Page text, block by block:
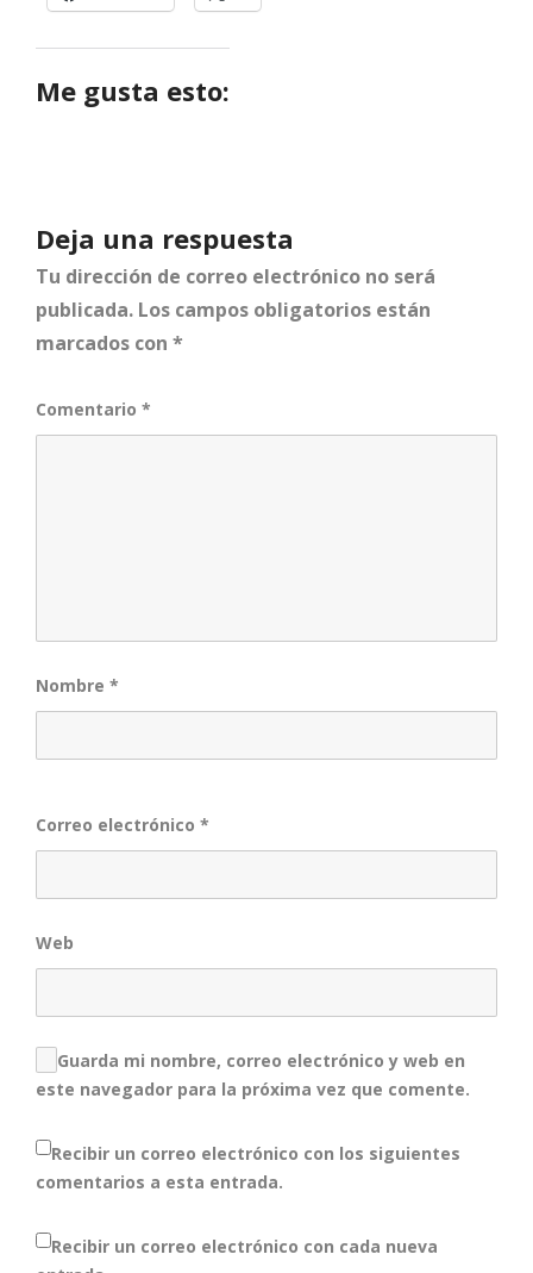
Me gusta esto:
Deja una respuesta
Tu dirección de correo electrónico no será
publicada. Los campos obligatorios están
marcados con *
Comentario *
Nombre *
Correo electrónico *
Web
Guarda mi nombre, correo electrónico y web en
este navegador para la próxima vez que comente.
Recibir un correo electrónico con los siguientes
comentarios a esta entrada.
Recibir un correo electrónico con cada nueva